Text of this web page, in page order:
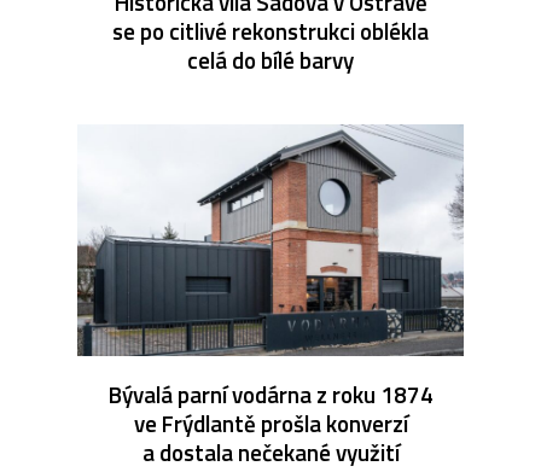
se po citlivé rekonstrukci oblékla
celá do bílé barvy
Bývalá parní vodárna z roku 1874
ve Frýdlantě prošla konverzí
a dostala nečekané využití